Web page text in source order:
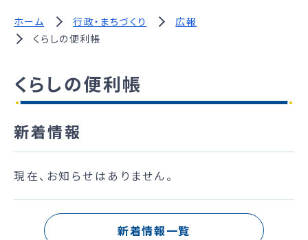
ホーム 行政・まちづくり
広報
くらしの便利帳
くらしの便利帳
新着情報
現在、お知らせはありません。
新着情報一覧